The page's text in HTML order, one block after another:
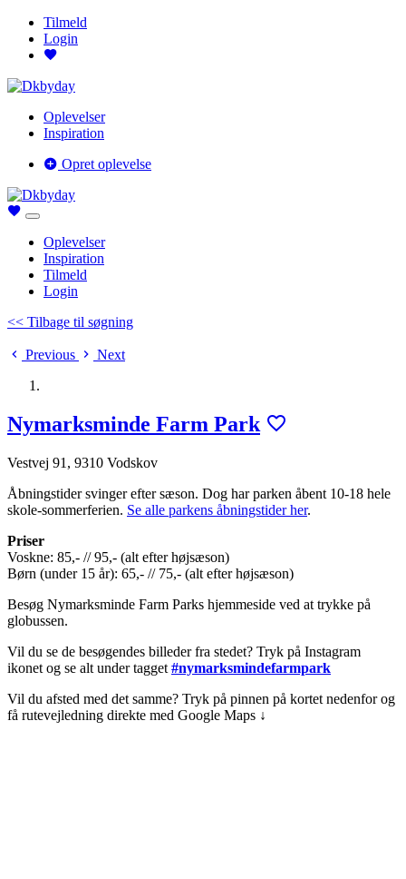
Tilmeld
Login
Oplevelser
Inspiration
Opret oplevelse
Oplevelser
Inspiration
Tilmeld
Login
<< Tilbage til søgning
Previous Next
Nymarksminde Farm Park
Vestvej 91, 9310 Vodskov
Åbningstider svinger efter sæson. Dog har parken åbent 10-18 hele
skole-sommerferien. Se alle parkens åbningstider her.
Priser
Voskne: 85,- // 95,- (alt efter højsæson)
Børn (under 15 år): 65,- // 75,- (alt efter højsæson)
Besøg Nymarksminde Farm Parks hjemmeside ved at trykke på
globussen.
Vil du se de besøgendes billeder fra stedet? Tryk på Instagram
ikonet og se alt under tagget #nymarksmindefarmpark
Vil du afsted med det samme? Tryk på pinnen på kortet nedenfor og
få rutevejledning direkte med Google Maps ↓